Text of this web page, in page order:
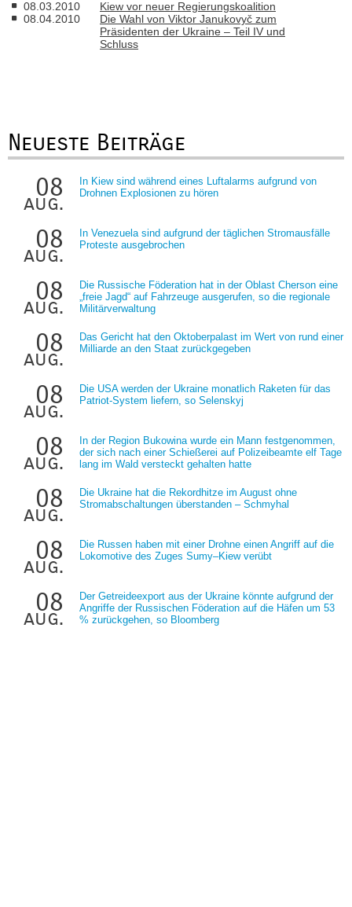
08.03.2010
Kiew vor neuer Regierungskoalition
08.04.2010
Die Wahl von Viktor Janukovyč zum
Präsidenten der Ukraine – Teil IV und
Schluss
Neueste Beiträge
08
aug.
In Kiew sind während eines Luftalarms aufgrund von
Drohnen Explosionen zu hören
08
aug.
In Venezuela sind aufgrund der täglichen Stromausfälle
Proteste ausgebrochen
08
aug.
Die Russische Föderation hat in der Oblast Cherson eine
„freie Jagd“ auf Fahrzeuge ausgerufen, so die regionale
Militärverwaltung
08
aug.
Das Gericht hat den Oktoberpalast im Wert von rund einer
Milliarde an den Staat zurückgegeben
08
aug.
Die USA werden der Ukraine monatlich Raketen für das
Patriot-System liefern, so Selenskyj
08
aug.
In der Region Bukowina wurde ein Mann festgenommen,
der sich nach einer Schießerei auf Polizeibeamte elf Tage
lang im Wald versteckt gehalten hatte
08
aug.
Die Ukraine hat die Rekordhitze im August ohne
Stromabschaltungen überstanden – Schmyhal
08
aug.
Die Russen haben mit einer Drohne einen Angriff auf die
Lokomotive des Zuges Sumy–Kiew verübt
08
aug.
Der Getreideexport aus der Ukraine könnte aufgrund der
Angriffe der Russischen Föderation auf die Häfen um 53
% zurückgehen, so Bloomberg